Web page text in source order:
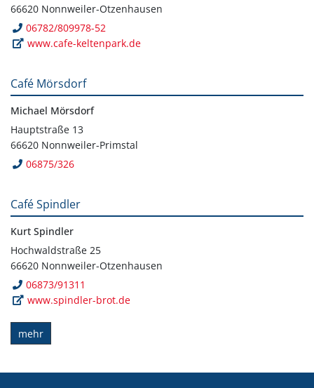
66620 Nonnweiler-Otzenhausen
06782/809978-52
www.cafe-keltenpark.de
Café Mörsdorf
Michael Mörsdorf
Hauptstraße 13
66620 Nonnweiler-Primstal
06875/326
Café Spindler
Kurt Spindler
Hochwaldstraße 25
66620 Nonnweiler-Otzenhausen
06873/91311
www.spindler-brot.de
mehr